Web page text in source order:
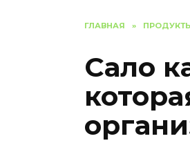
ГЛАВНАЯ »
Сало